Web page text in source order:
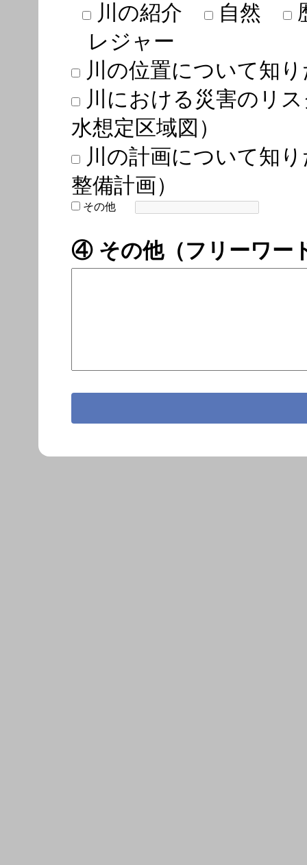
川の紹介 自然
レジャー
川の位置について知り
川における災害のリ
水想定区域図）
川の計画について知り
整備計画）
その他
④ その他（フリーワー